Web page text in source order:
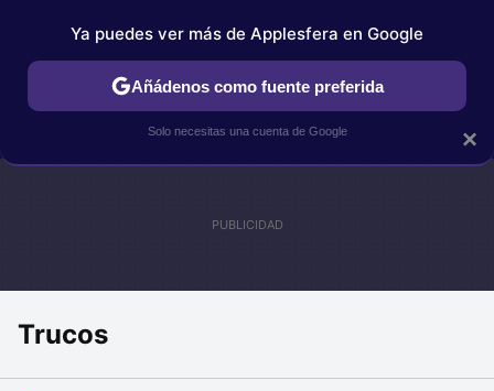
IPHONE TUTORIALES APPLESFERA SELECCIÓN
Trucos
×
Ya puedes ver más de Applesfera en Google
Añádenos como fuente preferida
Solo necesitas una cuenta de Google